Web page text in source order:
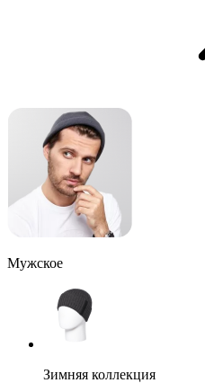
Мужское
Зимняя коллекция